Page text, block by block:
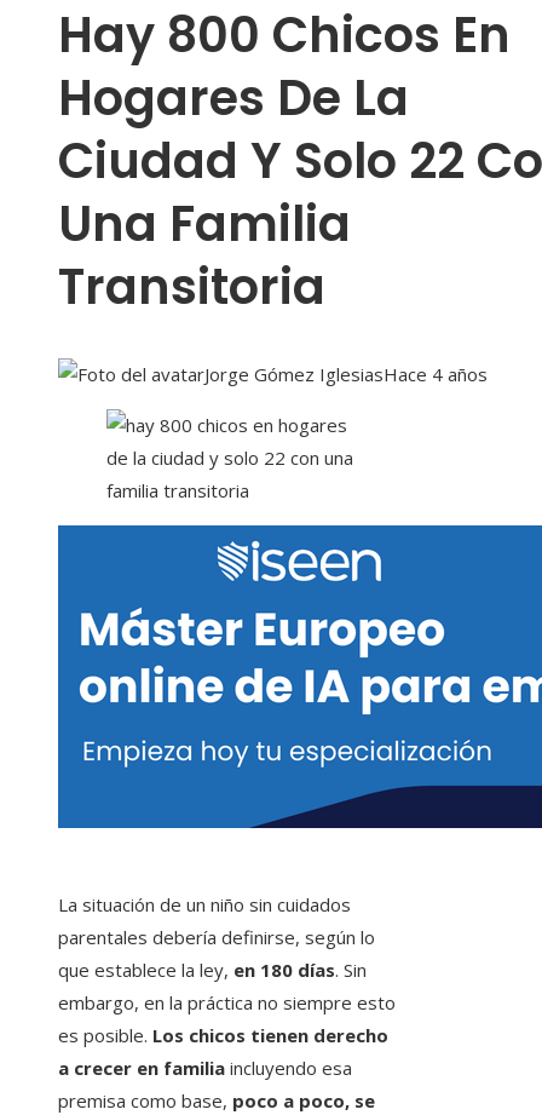
Hay 800 Chicos En
Hogares De La
Ciudad Y Solo 22
Una Familia
Transitoria
Jorge Gómez IglesiasHace 4 años
La situación de un niño sin cuidados
parentales debería definirse, según lo
que establece la ley, en 180 días. Sin
embargo, en la práctica no siempre esto
es posible. Los chicos tienen derecho
a crecer en familia incluyendo esa
premisa como base, poco a poco, se